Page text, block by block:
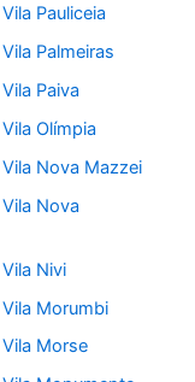
Pauliceia
Palmeiras
Paiva
Olímpia
Nova Mazzei
Nova
Nivi
Morumbi
Morse